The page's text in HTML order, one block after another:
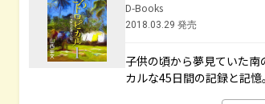
D-Books
2018.03.29 発売
子供の頃から夢見ていた
カルな45日間の記録と記憶。